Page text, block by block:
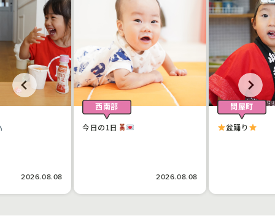
2026.08.08
西南部
今日の1日
2026.08.08
問屋町
盆踊り